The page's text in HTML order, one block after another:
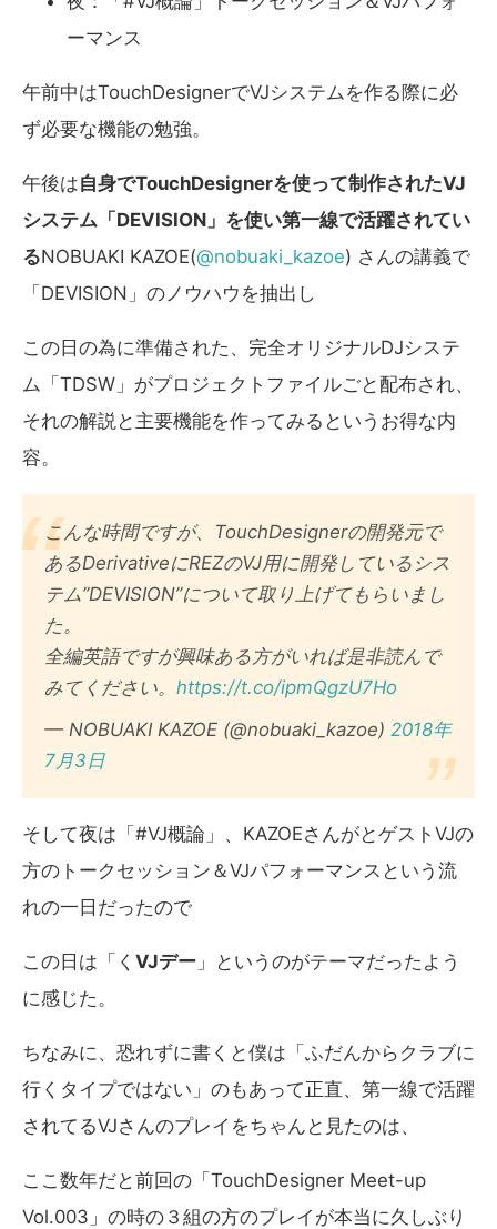
ーマンス
午前中はTouchDesignerでVJシステムを作る際に必
ず必要な機能の勉強。
午後は自身でTouchDesignerを使って制作されたVJ
システム「DEVISION」を使い第一線で活躍されてい
るNOBUAKI KAZOE(@nobuaki_kazoe) さんの講義で
「DEVISION」のノウハウを抽出し
この日の為に準備された、完全オリジナルDJシステ
ム「TDSW」がプロジェクトファイルごと配布され、
それの解説と主要機能を作ってみるというお得な内
容。
こんな時間ですが、TouchDesignerの開発元で
あるDerivativeにREZのVJ用に開発しているシス
テム”DEVISION”について取り上げてもらいまし
た。
全編英語ですが興味ある方がいれば是非読んで
みてください。 https://t.co/ipmQgzU7Ho
— NOBUAKI KAZOE (@nobuaki_kazoe) 2018年
7月3日
そして夜は「#VJ概論」、KAZOEさんがとゲストVJの
方のトークセッション＆VJパフォーマンスという流
れの一日だったので
この日は「く VJデー 」というのがテーマだったよう
に感じた。
ちなみに、恐れずに書くと僕は「ふだんからクラブに
行くタイプではない」のもあって正直、第一線で活躍
されてるVJさんのプレイをちゃんと見たのは、
ここ数年だと前回の「TouchDesigner Meet-up
Vol.003」の時の３組の方のプレイが本当に久しぶり